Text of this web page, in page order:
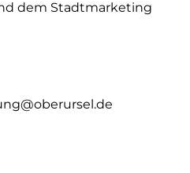
dem Stadtmarketing